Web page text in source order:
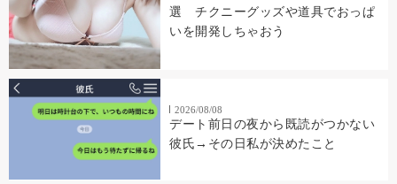
選 チクニーグッズや道具でおっぱ
いを開発しちゃおう
2026/08/08
デート前日の夜から既読がつかない
彼氏→その日私が決めたこと